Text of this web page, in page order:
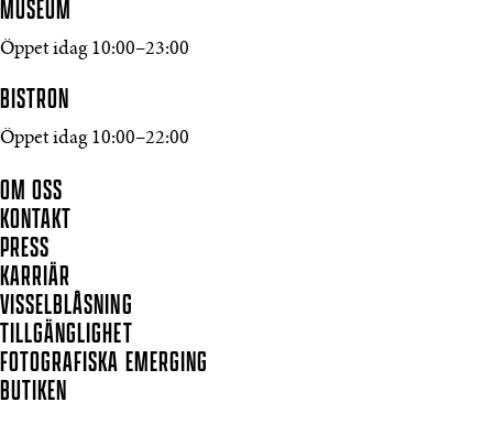
MUSEUM
Öppet idag 10:00–23:00
BISTRON
Öppet idag 10:00–22:00
OM OSS
KONTAKT
PRESS
KARRIÄR
VISSELBLÅSNING
TILLGÄNGLIGHET
FOTOGRAFISKA EMERGING
BUTIKEN